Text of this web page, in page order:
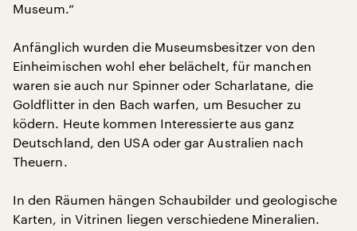
Museum.“
Anfänglich wurden die Museumsbesitzer von den
Einheimischen wohl eher belächelt, für manchen
waren sie auch nur Spinner oder Scharlatane, die
Goldflitter in den Bach warfen, um Besucher zu
ködern. Heute kommen Interessierte aus ganz
Deutschland, den USA oder gar Australien nach
Theuern.
In den Räumen hängen Schaubilder und geologische
Karten, in Vitrinen liegen verschiedene Mineralien.